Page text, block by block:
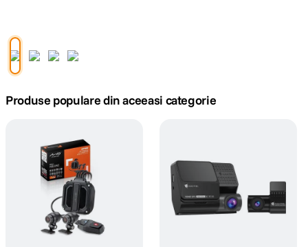
4. peak design
lavaliera
sony fx
card memorie
Produse populare din aceeasi categorie